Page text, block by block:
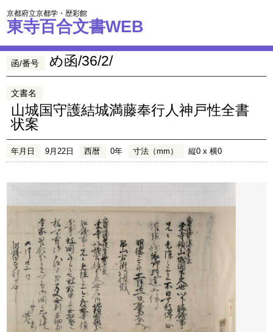
京都府立京都学・歴彩館
東寺百合文書WEB
函/番号 め函/36/2/
文書名
山城国守護結城満藤奉行人神戸性全書
状案
年月日 9月22日 西暦 0年 寸法（mm） 縦0 x 横0